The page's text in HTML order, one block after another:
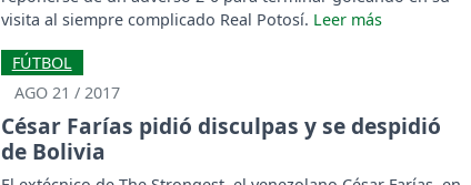
visita al siempre complicado Real Potosí.
FÚTBOL
AGO 21 / 2017
César Farías pidió disculpas y se despidió
de Bolivia